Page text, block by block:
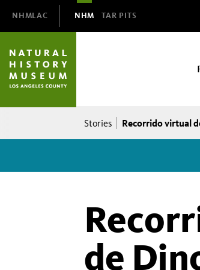
Navigation
NHMLAC NHM TAR PITS
Breadcrumb
Stories Recorrido virtual
de